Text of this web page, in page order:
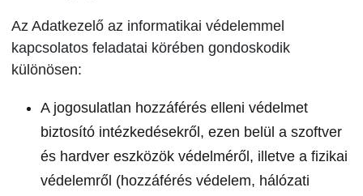
Az Adatkezelő az informatikai védelemmel
kapcsolatos feladatai körében gondoskodik
különösen:
A jogosulatlan hozzáférés elleni védelmet
biztosító intézkedésekről, ezen belül a szoftver
és hardver eszközök védelméről, illetve a fizikai
védelemről (hozzáférés védelem, hálózati